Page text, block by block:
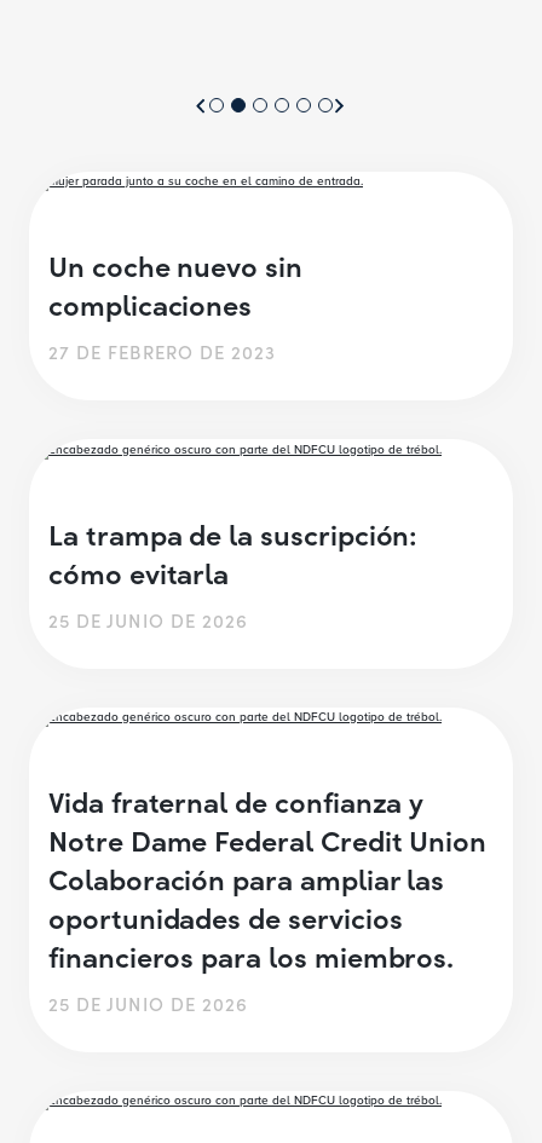
Un coche nuevo sin
complicaciones
27 DE FEBRERO DE 2023
La trampa de la suscripción:
cómo evitarla
25 DE JUNIO DE 2026
Vida fraternal de confianza y
Notre Dame Federal Credit Union
Colaboración para ampliar las
oportunidades de servicios
financieros para los miembros.
25 DE JUNIO DE 2026